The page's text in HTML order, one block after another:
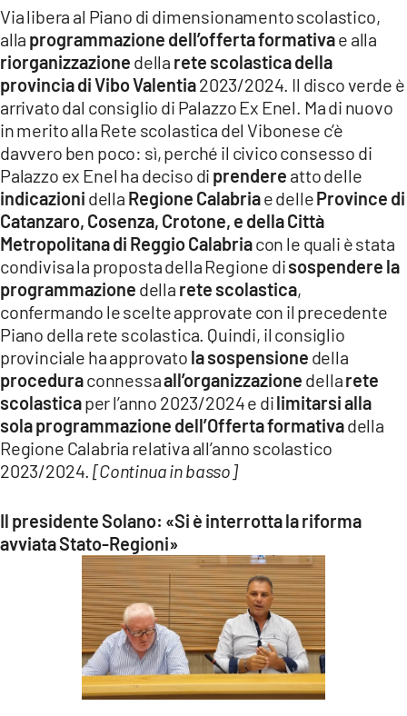
ILVIBONESE.IT
CATANZAROCHANNEL.IT
LACAPITALENEWS.IT
App
ANDROID
APPLE
Via libera al Piano di dimensionamento scolastico,
alla programmazione dell’offerta formativae alla
riorganizzazione della rete scolastica della
provincia di Vibo Valentia2023/2024. Il disco verde è
arrivato dal consiglio di Palazzo Ex Enel. Ma di nuovo
in merito alla Rete scolastica del Vibonese c’è
davvero ben poco: sì, perché il civico consesso di
Palazzo ex Enel ha deciso di prendere atto delle
indicazioni della Regione Calabriae delleProvince di
Catanzaro, Cosenza, Crotone, e della Città
Metropolitana di Reggio Calabriacon le quali è stata
condivisa la proposta della Regione disospendere la
programmazione della rete scolastica,
confermando le scelte approvate con il precedente
Piano della rete scolastica. Quindi, il consiglio
provinciale ha approvato la sospensione della
proceduraconnessaall’organizzazione dellarete
scolasticaper l’anno 2023/2024 e dilimitarsi alla
sola programmazione dell’Offerta formativadella
Regione Calabria relativa all’anno scolastico
2023/2024.[Continua in basso]
Il presidente Solano: «Si è interrotta la riforma
avviata Stato-Regioni»